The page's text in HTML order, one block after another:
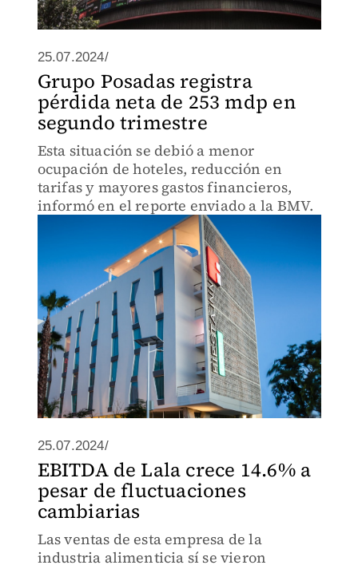
25.07.2024/
Grupo Posadas registra
pérdida neta de 253 mdp en
segundo trimestre
Esta situación se debió a menor
ocupación de hoteles, reducción en
tarifas y mayores gastos financieros,
informó en el reporte enviado a la BMV.
25.07.2024/
EBITDA de Lala crece 14.6% a
pesar de fluctuaciones
cambiarias
Las ventas de esta empresa de la
industria alimenticia sí se vieron